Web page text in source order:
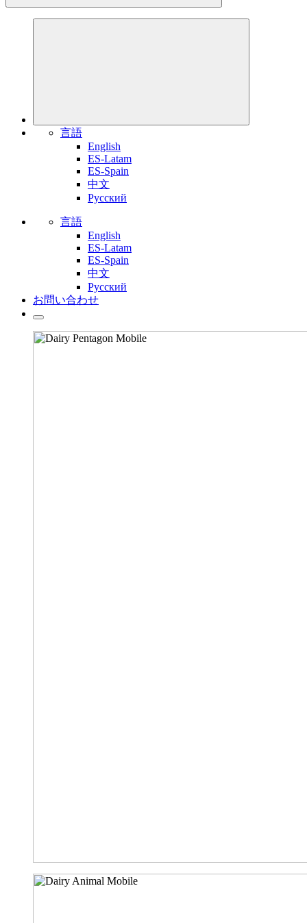
言語
English
ES-Latam
ES-Spain
中文
Pусский
言語
English
ES-Latam
ES-Spain
中文
Pусский
お問い合わせ